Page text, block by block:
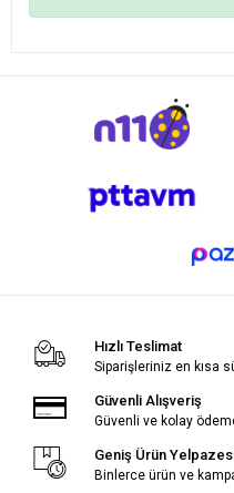
Hızlı Teslimat
Siparişleriniz en kısa
Güvenli Alışveriş
Güvenli ve kolay
Geniş Ürün
Binlerce ürün ve